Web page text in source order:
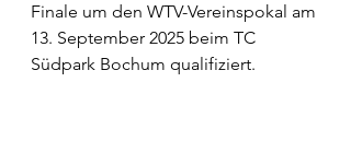
Finale um den WTV-Vereinspokal am
13. September 2025 beim TC
Südpark Bochum qualifiziert.